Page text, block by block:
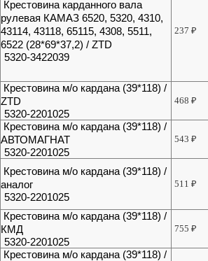
Крестовина карданного вала
рулевая КАМАЗ 6520, 5320, 4310,
43114, 43118, 65115, 4308, 5511,
6522 (28*69*37,2) / ZTD
5320-3422039
237₽
Крестовина м/о кардана (39*118) /
ZTD
5320-2201025
468₽
Крестовина м/о кардана (39*118) /
АВТОМАГНАТ
5320-2201025
543₽
Крестовина м/о кардана (39*118) /
аналог
5320-2201025
511₽
Крестовина м/о кардана (39*118) /
КМД
5320-2201025
755₽
Крестовина м/о кардана (39*118) /